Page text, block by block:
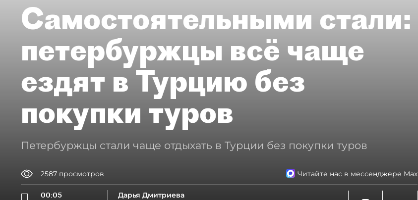
Самостоятельными стали:
петербуржцы всё чаще
ездят в Турцию без
покупки туров
Петербуржцы стали чаще отдыхать в Турции без покупки туров
2587 просмотров Читайте нас в мессенджере Max
00:05
Дарья Дмитриева